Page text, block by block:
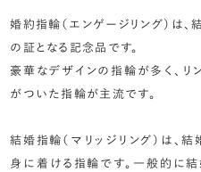
婚約指輪（エンゲージリング）は、
の証となる記念品です。
豪華なデザインの指輪が多く、リ
がついた指輪が主流です。
結婚指輪（マリッジリング）は、
身に着ける指輪です。一般的に